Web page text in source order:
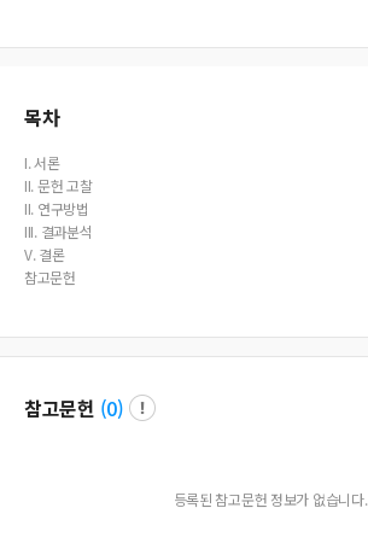
목차
I. 서론
II. 문헌 고찰
II. 연구방법
III. 결과분석
V. 결론
참고문헌
참고문헌 (0)
등록된 참고문헌 정보가 없습니다.